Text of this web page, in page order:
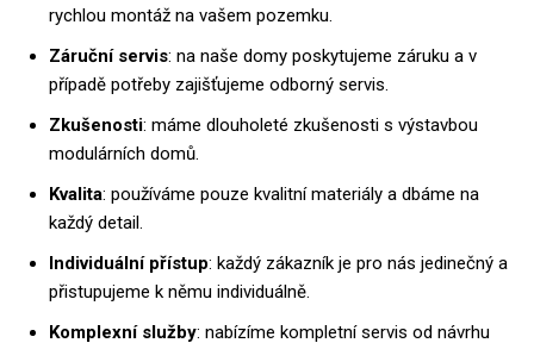
rychlou montáž na vašem pozemku.
Záruční servis: na naše domy poskytujeme záruku a v
případě potřeby zajišťujeme odborný servis.
Zkušenosti: máme dlouholeté zkušenosti s výstavbou
modulárních domů.
Kvalita: používáme pouze kvalitní materiály a dbáme na
každý detail.
Individuální přístup: každý zákazník je pro nás jedinečný a
přistupujeme k němu individuálně.
Komplexní služby: nabízíme kompletní servis od návrhu